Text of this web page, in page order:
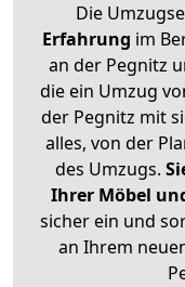
Die
Erfahrung im
an der Pegnitz
die ein Umzug
der Pegnitz mit
alles, von der
des Umzugs.
Ihrer Möbel
sicher ein und
an Ihrem